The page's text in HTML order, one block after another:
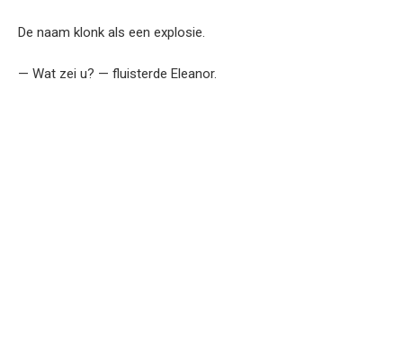
De naam klonk als een explosie.
— Wat zei u? — fluisterde Eleanor.